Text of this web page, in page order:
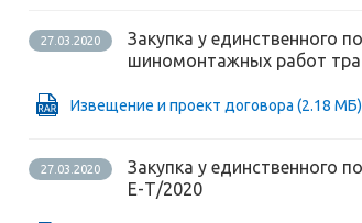
27.03.2020
Закупка у единственного
шиномонтажных работ
Извещение и проект договора (2.18 МБ)
27.03.2020
Закупка у единственного
Е-Т/2020